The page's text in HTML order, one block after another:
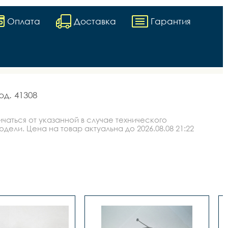
Оплата Доставка Гарантия
от указанной в случае технического
Цена на товар актуальна до 2026.08.08 21:22